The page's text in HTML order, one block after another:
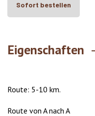
Sofort bestellen
Eigenschaften
Route: 5-10 km.
Route von A nach A